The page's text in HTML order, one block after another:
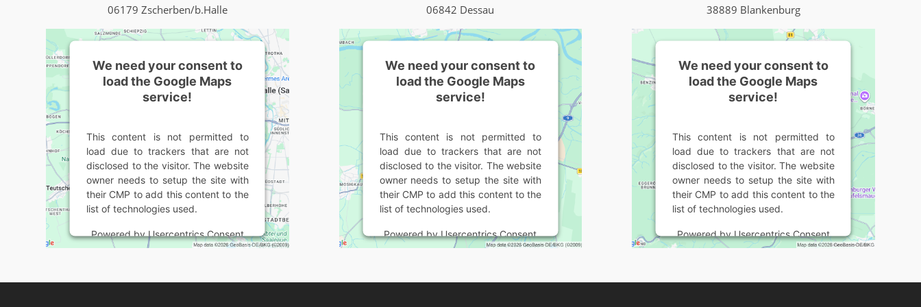
06179 Zscherben/b.Halle
We need your consent to
load the Google Maps
service!
This content is not permitted to
load due to trackers that are not
disclosed to the visitor. The website
owner needs to setup the site with
their CMP to add this content to the
list of technologies used.
Powered byUsercentrics Consent
Management Platform
06842 Dessau
We need your consent to
load the Google Maps
service!
This content is not permitted to
load due to trackers that are not
disclosed to the visitor. The website
owner needs to setup the site with
their CMP to add this content to the
list of technologies used.
Powered byUsercentrics Consent
Management Platform
38889 Blankenburg
We need your consent to
load the Google Maps
service!
This content is not permitted to
load due to trackers that are not
disclosed to the visitor. The website
owner needs to setup the site with
their CMP to add this content to the
list of technologies used.
Powered byUsercentrics Consent
Management Platform